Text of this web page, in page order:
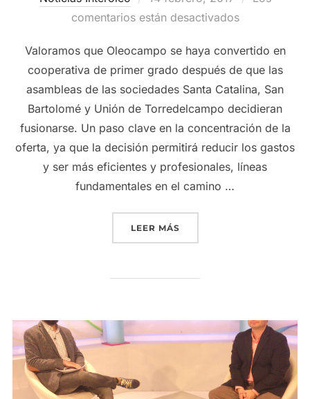
el
comentarios están desactivados
Valoramos que Oleocampo se haya convertido en
cooperativa de primer grado después de que las
asambleas de las sociedades Santa Catalina, San
Bartolomé y Unión de Torredelcampo decidieran
fusionarse. Un paso clave en la concentración de la
oferta, ya que la decisión permitirá reducir los gastos
y ser más eficientes y profesionales, líneas
fundamentales en el camino …
LEER MÁS«LA FUSIÓN DE LAS TRES